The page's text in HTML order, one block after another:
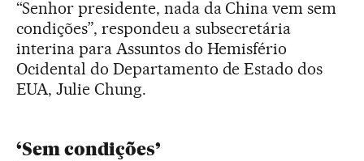
“Senhor presidente, nada da China vem sem
condições”, respondeu a subsecretária
interina para Assuntos do Hemisfério
Ocidental do Departamento de Estado dos
EUA, Julie Chung.
‘Sem condições’